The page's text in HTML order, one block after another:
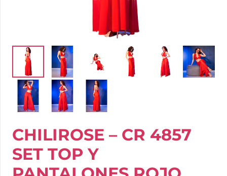
CHILIROSE – CR 4857
SET TOP Y